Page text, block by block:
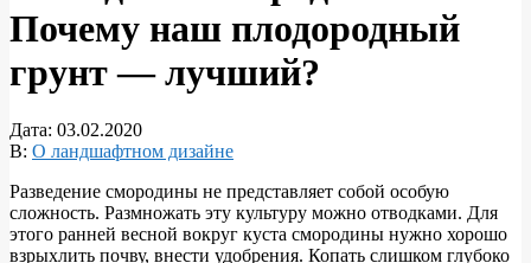
Почему наш плодородный
грунт — лучший?
Дата: 03.02.2020
В: О ландшафтном дизайне
Разведение смородины не представляет собой особую
сложность. Размножать эту культуру можно отводками. Для
этого ранней весной вокруг куста смородины нужно хорошо
взрыхлить почву, внести удобрения. Копать слишком глубоко